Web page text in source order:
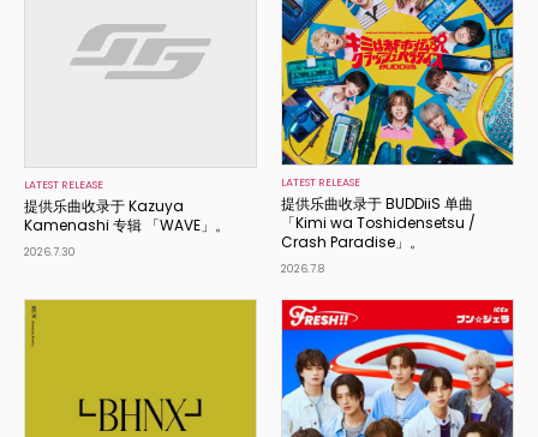
LATEST RELEASE
提供乐曲收录于 Kazuya
Kamenashi 专辑 「WAVE」。
2026.7.30
LATEST RELEASE
提供乐曲收录于 BUDDiiS 单曲
「Kimi wa Toshidensetsu /
Crash Paradise」。
2026.7.8